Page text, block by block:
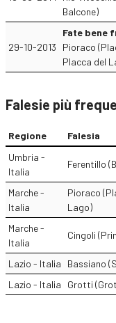
Balcone)
29-10-2013
Fate bene
Pioraco
Placca del
Falesie più
Regione Falesia
Umbria -
Italia
Ferentillo
Marche -
Italia
Pioraco
Lago)
Marche -
Italia
Cingoli
Lazio - Italia Bassiano
Lazio - Italia
Grotti